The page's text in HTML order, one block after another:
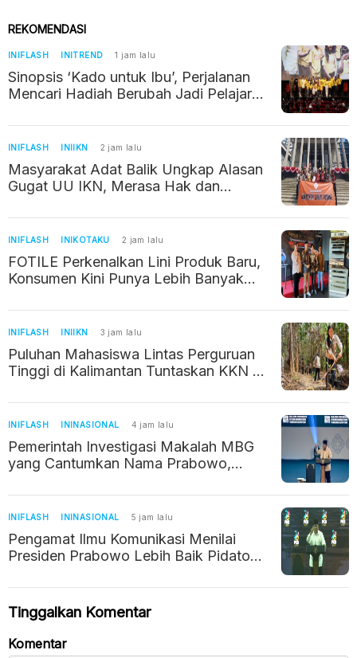
REKOMENDASI
INIFLASH INITREND 1 jam lalu
Sinopsis ‘Kado untuk Ibu’, Perjalanan
Mencari Hadiah Berubah Jadi Pelajaran
INIFLASH INIIKN 2 jam lalu
Masyarakat Adat Balik Ungkap Alasan
Gugat UU IKN, Merasa Hak dan
INIFLASH INIKOTAKU 2 jam lalu
FOTILE Perkenalkan Lini Produk Baru,
Konsumen Kini Punya Lebih Banyak
INIFLASH INIIKN 3 jam lalu
Puluhan Mahasiswa Lintas Perguruan
Tinggi di Kalimantan Tuntaskan KKN di
INIFLASH ININASIONAL 4 jam lalu
Pemerintah Investigasi Makalah MBG
yang Cantumkan Nama Prabowo,
INIFLASH ININASIONAL 5 jam lalu
Pengamat Ilmu Komunikasi Menilai
Presiden Prabowo Lebih Baik Pidato
Tinggalkan Komentar
Komentar